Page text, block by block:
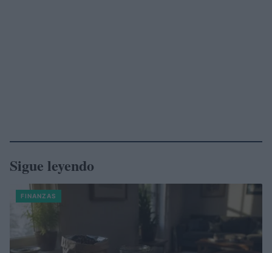
Sigue leyendo
FINANZAS